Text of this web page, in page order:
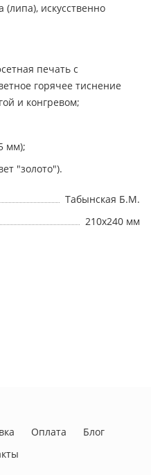
(липа), искусственно
печать с
горячее тиснение
и конгревом;
мм);
"золото").
Табынская Б.М.
210х240 мм
Оплата
Блог